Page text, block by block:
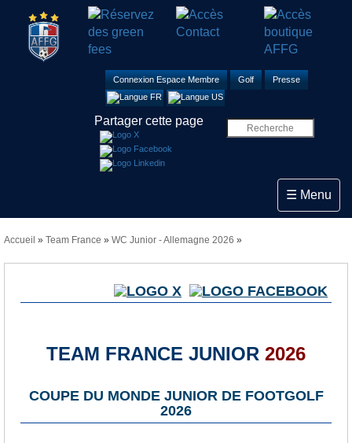
Connexion Espace Membre Golf Presse
Partager cette page
Toggle
☰ Menu
Accueil » Team France » WC Junior - Allemagne 2026 »
TEAM FRANCE JUNIOR 2026
COUPE DU MONDE JUNIOR DE FOOTGOLF
2026